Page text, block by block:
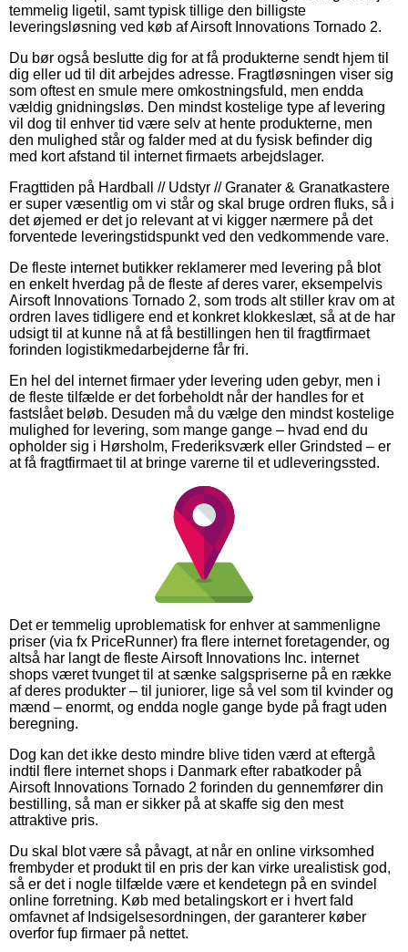
temmelig ligetil, samt typisk tillige den billigste
leveringsløsning ved køb af Airsoft Innovations Tornado 2.
Du bør også beslutte dig for at få produkterne sendt hjem til
dig eller ud til dit arbejdes adresse. Fragtløsningen viser sig
som oftest en smule mere omkostningsfuld, men endda
vældig gnidningsløs. Den mindst kostelige type af levering
vil dog til enhver tid være selv at hente produkterne, men
den mulighed står og falder med at du fysisk befinder dig
med kort afstand til internet firmaets arbejdslager.
Fragttiden på Hardball // Udstyr // Granater & Granatkastere
er super væsentlig om vi står og skal bruge ordren fluks, så i
det øjemed er det jo relevant at vi kigger nærmere på det
forventede leveringstidspunkt ved den vedkommende vare.
De fleste internet butikker reklamerer med levering på blot
en enkelt hverdag på de fleste af deres varer, eksempelvis
Airsoft Innovations Tornado 2, som trods alt stiller krav om at
ordren laves tidligere end et konkret klokkeslæt, så at de har
udsigt til at kunne nå at få bestillingen hen til fragtfirmaet
forinden logistikmedarbejderne får fri.
En hel del internet firmaer yder levering uden gebyr, men i
de fleste tilfælde er det forbeholdt når der handles for et
fastslået beløb. Desuden må du vælge den mindst kostelige
mulighed for levering, som mange gange – hvad end du
opholder sig i Hørsholm, Frederiksværk eller Grindsted – er
at få fragtfirmaet til at bringe varerne til et udleveringssted.
Det er temmelig uproblematisk for enhver at sammenligne
priser (via fx PriceRunner) fra flere internet foretagender, og
altså har langt de fleste Airsoft Innovations Inc. internet
shops været tvunget til at sænke salgspriserne på en række
af deres produkter – til juniorer, lige så vel som til kvinder og
mænd – enormt, og endda nogle gange byde på fragt uden
beregning.
Dog kan det ikke desto mindre blive tiden værd at eftergå
indtil flere internet shops i Danmark efter rabatkoder på
Airsoft Innovations Tornado 2 forinden du gennemfører din
bestilling, så man er sikker på at skaffe sig den mest
attraktive pris.
Du skal blot være så påvagt, at når en online virksomhed
frembyder et produkt til en pris der kan virke urealistisk god,
så er det i nogle tilfælde være et kendetegn på en svindel
online forretning. Køb med betalingskort er i hvert fald
omfavnet af Indsigelsesordningen, der garanterer køber
overfor fup firmaer på nettet.